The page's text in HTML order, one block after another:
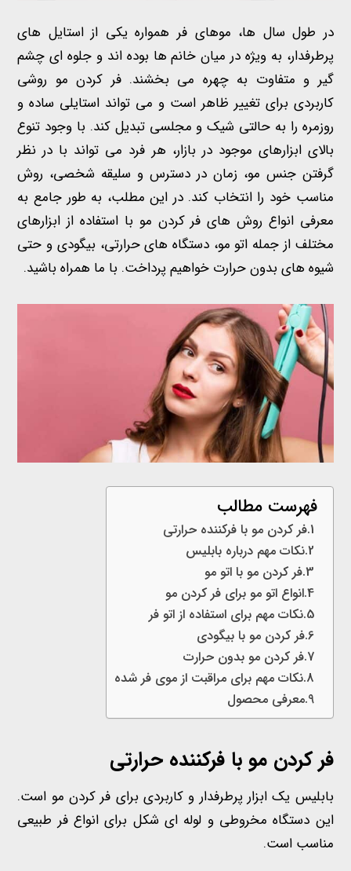
در طول سال ها، موهای فر همواره یکی از استایل های
پرطرفدار، به ویژه در میان خانم ها بوده اند و جلوه ای چشم
گیر و متفاوت به چهره می بخشند. فر کردن مو روشی
کاربردی برای تغییر ظاهر است و می تواند استایلی ساده و
روزمره را به حالتی شیک و مجلسی تبدیل کند. با وجود تنوع
بالای ابزارهای موجود در بازار، هر فرد می تواند با در نظر
گرفتن جنس مو، زمان در دسترس و سلیقه شخصی، روش
مناسب خود را انتخاب کند. در این مطلب، به طور جامع به
معرفی انواع روش های فر کردن مو با استفاده از ابزارهای
مختلف از جمله اتو مو، دستگاه های حرارتی، بیگودی و حتی
شیوه های بدون حرارت خواهیم پرداخت. با ما همراه باشید.
فهرست مطالب
فر کردن مو با فرکننده حرارتی
نکات مهم درباره بابلیس
فر کردن مو با اتو مو
انواع اتو مو برای فر کردن مو
نکات مهم برای استفاده از اتو فر
فر کردن مو با بیگودی
فر کردن مو بدون حرارت
نکات مهم برای مراقبت از موی فر شده
معرفی محصول
فر کردن مو با فرکننده حرارتی
بابلیس یک ابزار پرطرفدار و کاربردی برای فر کردن مو است.
این دستگاه مخروطی و لوله ای شکل برای انواع فر طبیعی
مناسب است.